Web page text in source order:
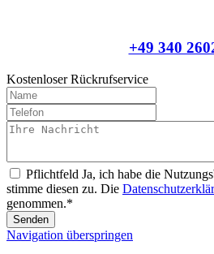
+49 340
Kostenloser Rückrufservice
Pflichtfeld Ja, ich habe die
stimme diesen zu. Die
genommen.*
Senden
Navigation überspringen